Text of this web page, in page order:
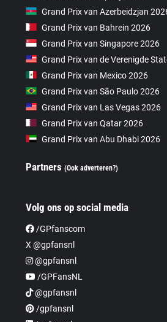
Grand Prix van Azerbeidzjan
Grand Prix van Bahrein 2026
Grand Prix van Singapore 2026
Grand Prix van de Verenigde
Grand Prix van Mexico 2026
Grand Prix van São Paulo 2026
Grand Prix van Las Vegas 2026
Grand Prix van Qatar 2026
Grand Prix van Abu Dhabi 2026
Partners(Ook adverteren?)
Volg ons op social media
/GPfanscom
X @gpfansnl
@gpfansnl
/GPFansNL
@gpfansnl
/gpfansnl